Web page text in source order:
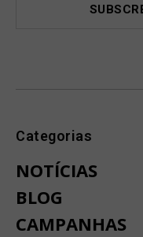
Categorias
NOTÍCIAS
BLOG
CAMPANHAS